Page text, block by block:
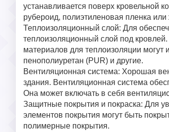
устанавливается поверх кровельной
рубероид, полиэтиленовая пленка
Теплоизоляционный слой: Для
теплоизоляционный слой под
материалов для теплоизоляции могут
пенополиуретан (PUR) и другие.
Вентиляционная система: Хорошая
здания. Вентиляционная система
Она может включать в себя
Защитные покрытия и покраска: Для
элементов покрытия могут быть
полимерные покрытия.